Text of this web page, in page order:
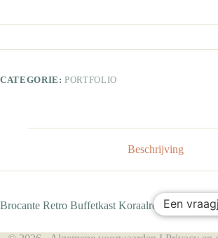
CATEGORIE:PORTFOLIO
Beschrijving
Brocante Retro Buffetkast KoraalrozeEen